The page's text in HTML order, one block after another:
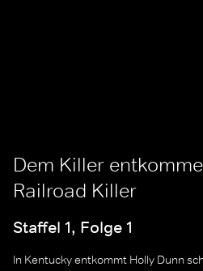
Dem Killer
Railroad Killer
Staffel 1, Folge 1
In Kentucky entkommt Holly Dunn